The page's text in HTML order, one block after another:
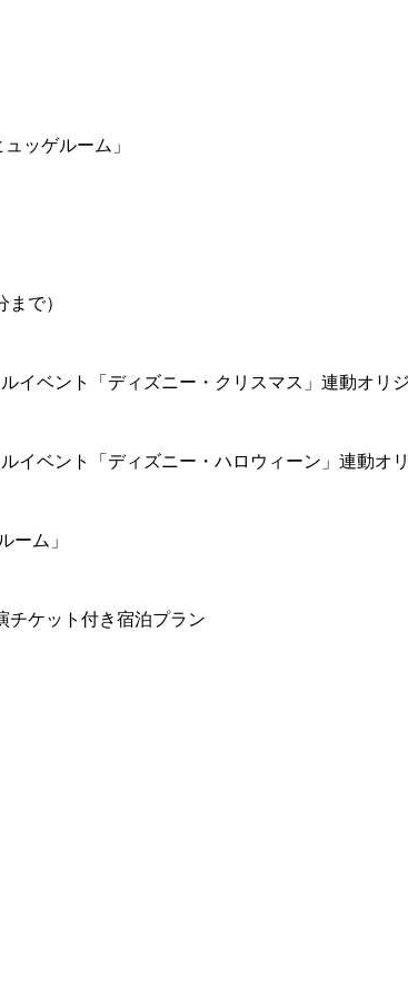
ッゲルーム」
で）
イベント「ディズニー・クリスマス」連動オリ
イベント「ディズニー・ハロウィーン」連動オ
ーム」
チケット付き宿泊プラン